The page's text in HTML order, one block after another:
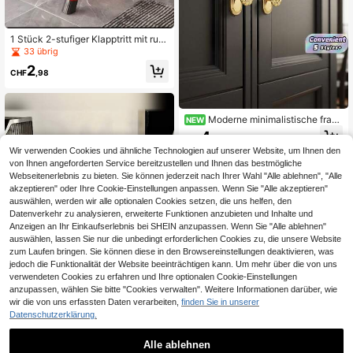
1 Stück 2-stufiger Klapptritt mit ruts
chfesten Trittstufen, faltbares Desig
et für Küche und Zuhause
33 übrig
CHF2 ,98
2-3 stufiger verstellbarer Acryl Aus
stellungsständer, klarer Tischplatte
NEW Moderne minimalistische franz
ösische Stil Griffe aus massiver Zin
h Leicht-Luxus Zuggriffe, dekorativ
e Beschläge für Kleiderschränke, S
chubladen und Küchenschränke.
4
Wir verwenden Cookies und ähnliche Technologien auf unserer Website, um Ihnen den
von Ihnen angeforderten Service bereitzustellen und Ihnen das bestmögliche
Webseitenerlebnis zu bieten. Sie können jederzeit nach Ihrer Wahl "Alle ablehnen", "Alle
akzeptieren" oder Ihre Cookie-Einstellungen anpassen. Wenn Sie "Alle akzeptieren"
auswählen, werden wir alle optionalen Cookies setzen, die uns helfen, den
Datenverkehr zu analysieren, erweiterte Funktionen anzubieten und Inhalte und
Anzeigen an Ihr Einkaufserlebnis bei SHEIN anzupassen. Wenn Sie "Alle ablehnen"
auswählen, lassen Sie nur die unbedingt erforderlichen Cookies zu, die unsere Website
zum Laufen bringen. Sie können diese in den Browsereinstellungen deaktivieren, was
jedoch die Funktionalität der Website beeinträchtigen kann. Um mehr über die von uns
verwendeten Cookies zu erfahren und Ihre optionalen Cookie-Einstellungen
anzupassen, wählen Sie bitte "Cookies verwalten". Weitere Informationen darüber, wie
wir die von uns erfassten Daten verarbeiten, finden Sie in unserer
Datenschutzerklärung.
Alle ablehnen